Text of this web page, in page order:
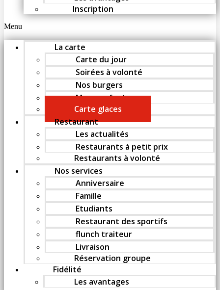
Inscription
Menu
La carte
Carte du jour
Soirées à volonté
Nos burgers
Menu enfant
Carte glaces
Restaurant
Les actualités
Restaurants à petit prix
Restaurants à volonté
Nos services
Anniversaire
Famille
Etudiants
Restaurant des sportifs
flunch traiteur
Livraison
Réservation groupe
Fidélité
Les avantages